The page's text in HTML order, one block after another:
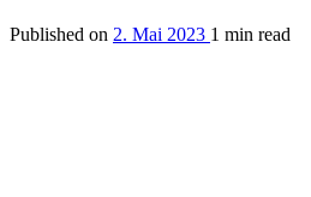
Published on 2. Mai 2023 1 min read